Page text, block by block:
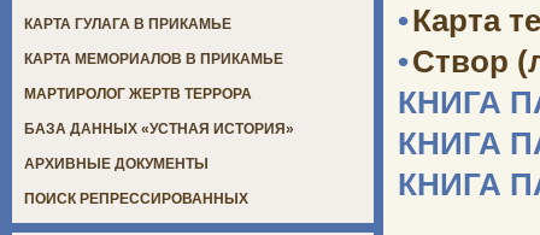
•Карта
•Створ
КНИГА
КНИГА
КНИГА
КАРТА ГУЛАГА В ПРИКАМЬЕ
КАРТА МЕМОРИАЛОВ В ПРИКАМЬЕ
МАРТИРОЛОГ ЖЕРТВ ТЕРРОРА
БАЗА ДАННЫХ «УСТНАЯ ИСТОРИЯ»
АРХИВНЫЕ ДОКУМЕНТЫ
ПОИСК РЕПРЕССИРОВАННЫХ